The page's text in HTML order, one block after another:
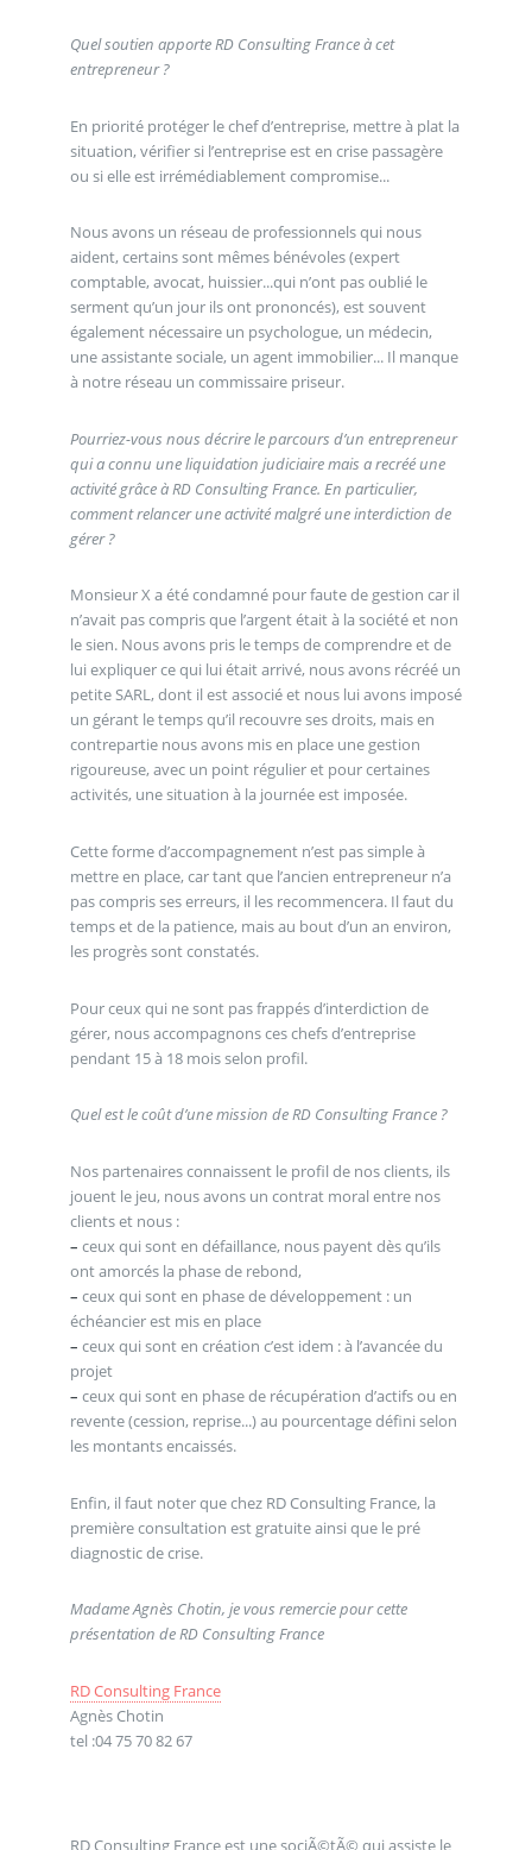
Quel soutien apporte RD Consulting France à cet
entrepreneur ?
En priorité protéger le chef d’entreprise, mettre à plat la
situation, vérifier si l’entreprise est en crise passagère
ou si elle est irrémédiablement compromise...
Nous avons un réseau de professionnels qui nous
aident, certains sont mêmes bénévoles (expert
comptable, avocat, huissier...qui n’ont pas oublié le
serment qu’un jour ils ont prononcés), est souvent
également nécessaire un psychologue, un médecin,
une assistante sociale, un agent immobilier... Il manque
à notre réseau un commissaire priseur.
Pourriez-vous nous décrire le parcours d’un entrepreneur
qui a connu une liquidation judiciaire mais a recréé une
activité grâce à RD Consulting France. En particulier,
comment relancer une activité malgré une interdiction de
gérer ?
Monsieur X a été condamné pour faute de gestion car il
n’avait pas compris que l’argent était à la société et non
le sien. Nous avons pris le temps de comprendre et de
lui expliquer ce qui lui était arrivé, nous avons récréé un
petite SARL, dont il est associé et nous lui avons imposé
un gérant le temps qu’il recouvre ses droits, mais en
contrepartie nous avons mis en place une gestion
rigoureuse, avec un point régulier et pour certaines
activités, une situation à la journée est imposée.
Cette forme d’accompagnement n’est pas simple à
mettre en place, car tant que l’ancien entrepreneur n’a
pas compris ses erreurs, il les recommencera. Il faut du
temps et de la patience, mais au bout d’un an environ,
les progrès sont constatés.
Pour ceux qui ne sont pas frappés d’interdiction de
gérer, nous accompagnons ces chefs d’entreprise
pendant 15 à 18 mois selon profil.
Quel est le coût d’une mission de RD Consulting France ?
Nos partenaires connaissent le profil de nos clients, ils
jouent le jeu, nous avons un contrat moral entre nos
clients et nous :
– ceux qui sont en défaillance, nous payent dès qu’ils
ont amorcés la phase de rebond,
– ceux qui sont en phase de développement : un
échéancier est mis en place
– ceux qui sont en création c’est idem : à l’avancée du
projet
– ceux qui sont en phase de récupération d’actifs ou en
revente (cession, reprise...) au pourcentage défini selon
les montants encaissés.
Enfin, il faut noter que chez RD Consulting France, la
première consultation est gratuite ainsi que le pré
diagnostic de crise.
Madame Agnès Chotin, je vous remercie pour cette
présentation de RD Consulting France
RD Consulting France
Agnès Chotin
tel :04 75 70 82 67
RD Consulting France est une sociÃ©tÃ© qui assiste le